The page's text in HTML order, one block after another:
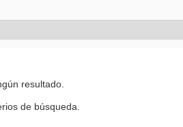
resultado.
de búsqueda.